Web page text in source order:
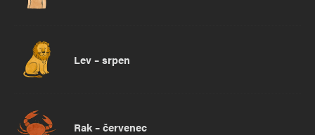
Lev – srpen
Rak – červenec